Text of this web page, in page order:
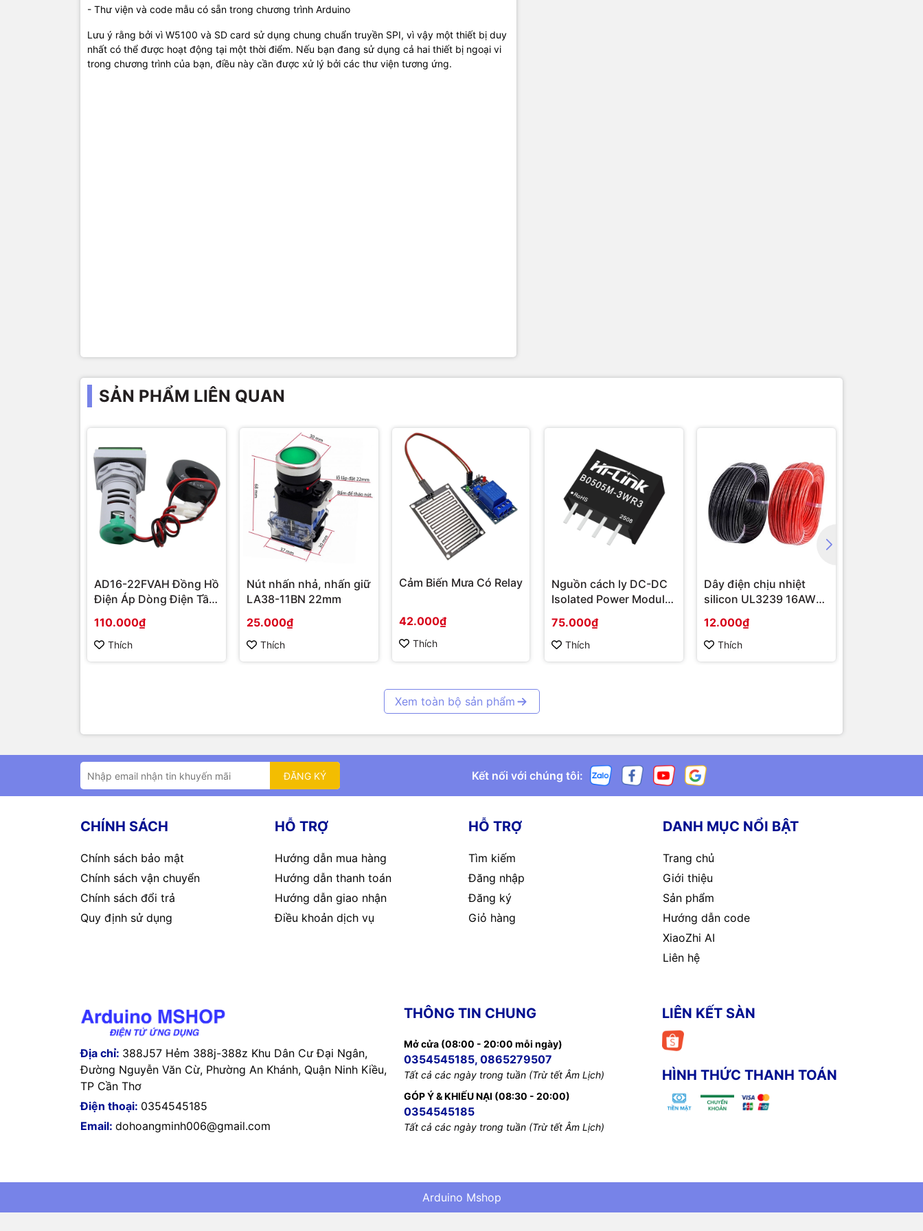
- Thư viện và code mẫu có sẵn trong chương trình Arduino
Lưu ý rằng bởi vì W5100 và SD card sử dụng chung chuẩn truyền SPI, vì vậy một thiết bị duy
nhất có thể được hoạt động tại một thời điểm. Nếu bạn đang sử dụng cả hai thiết bị ngoại vi
trong chương trình của bạn, điều này cần được xử lý bởi các thư viện tương ứng.
SẢN PHẨM LIÊN QUAN
AD16-22FVAH Đồng Hồ
Điện Áp Dòng Điện Tần
110.000₫
Thích
Nút nhấn nhả, nhấn giữ
LA38-11BN 22mm
25.000₫
Thích
Cảm Biến Mưa Có Relay
42.000₫
Thích
Nguồn cách ly DC-DC
Isolated Power Module
75.000₫
Thích
Dây điện chịu nhiệt
silicon UL3239 16AWG
12.000₫
Thích
Xem toàn bộ sản phẩm
ĐĂNG KÝ Kết nối với chúng tôi:
CHÍNH SÁCH
Chính sách bảo mật
Chính sách vận chuyển
Chính sách đổi trả
Quy định sử dụng
HỖ TRỢ
Hướng dẫn mua hàng
Hướng dẫn thanh toán
Hướng dẫn giao nhận
Điều khoản dịch vụ
HỖ TRỢ
Tìm kiếm
Đăng nhập
Đăng ký
Giỏ hàng
DANH MỤC NỔI BẬT
Trang chủ
Giới thiệu
Sản phẩm
Hướng dẫn code
XiaoZhi AI
Liên hệ
Địa chỉ: 388J57 Hẻm 388j-388z Khu Dân Cư Đại Ngân,
Đường Nguyễn Văn Cừ, Phường An Khánh, Quận Ninh Kiều,
TP Cần Thơ
Điện thoại: 0354545185
Email: dohoangminh006@gmail.com
THÔNG TIN CHUNG
Mở cửa (08:00 - 20:00 mỗi ngày)
0354545185, 0865279507
Tất cả các ngày trong tuần (Trừ tết Âm Lịch)
GÓP Ý & KHIẾU NẠI (08:30 - 20:00)
0354545185
Tất cả các ngày trong tuần (Trừ tết Âm Lịch)
LIÊN KẾT SÀN
HÌNH THỨC THANH TOÁN
Arduino Mshop